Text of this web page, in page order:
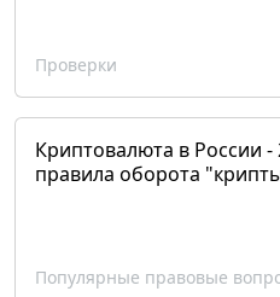
Проверки
Криптовалюта в России
правила оборота
Популярные правовые